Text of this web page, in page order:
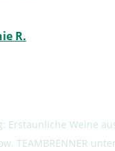
R.
Erstaunliche Weine
TEAMBRENNER